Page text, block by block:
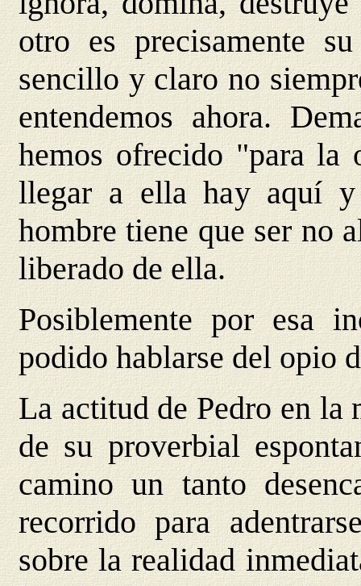
otro es precisamente
sencillo y claro no
entendemos ahora.
hemos ofrecido "para la
llegar a ella hay aquí
hombre tiene que ser no
liberado de ella.
Posiblemente por esa
podido hablarse del opio
La actitud de Pedro en la
de su proverbial
camino un tanto
recorrido para
sobre la realidad